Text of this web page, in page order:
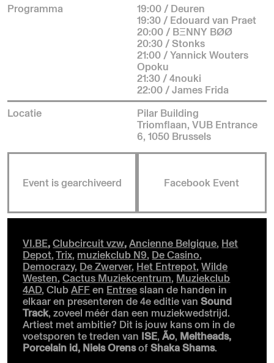
Programma
19:00 / Deuren
19:30 / Edouard van Praet
20:00 / BΞNNY BØØ
20:30 / Stonks
21:00 / Yannick Wouters
Opoku
21:30 / 4nouki
22:00 / James Frida
Locatie
Pilar Building
Triomflaan, VUB Entrance
6, 1050 Brussels
Event is gearchiveerd Facebook Event
VI.BE,Clubcircuit vzw,Ancienne Belgique, Het
Depot,Trix, muziekclub N9, De Casino,
Democrazy, De Zwerver, Het Entrepot,Wilde
Westen,Cactus Muziekcentrum, Muziekclub
4AD, ClubAFFen Entreeslaan de handen in
elkaar en presenteren de 4e editie vanSound
Track, zoveel méér dan een muziekwedstrijd.
Artiest met ambitie? Dit is jouw kans om in de
voetsporen te treden van ISE,Ão, Meltheads,
Porcelain id, Niels OrensofShaka Shams.